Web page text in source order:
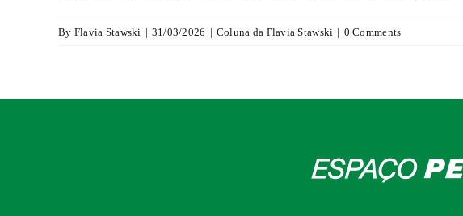
By Flavia Stawski | 31/03/2026 | Coluna da Flavia Stawski | 0 Comments